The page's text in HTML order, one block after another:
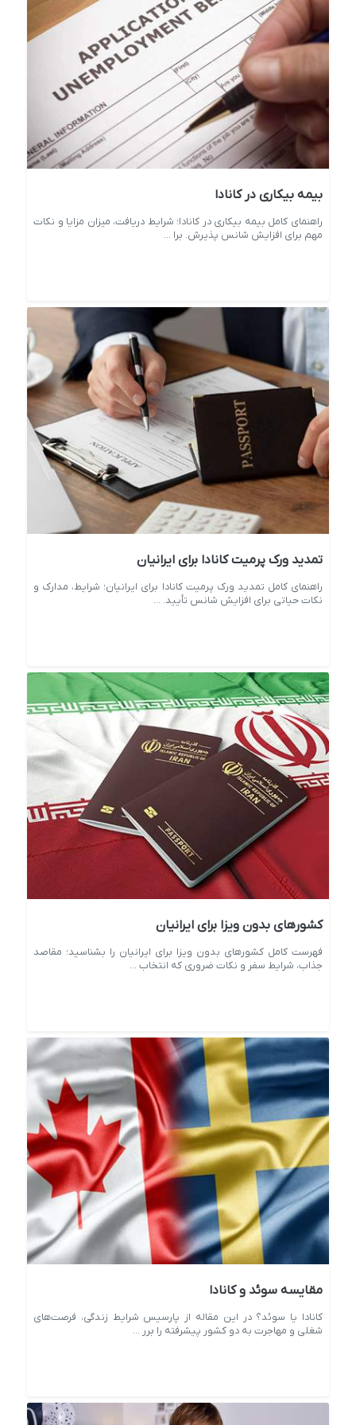
بیمه بیکاری در کانادا
راهنمای کامل بیمه بیکاری در کانادا؛ شرایط دریافت، میزان مزایا و نکات
مهم برای افزایش شانس پذیرش. برا ...
تمدید ورک پرمیت کانادا برای ایرانیان
راهنمای کامل تمدید ورک پرمیت کانادا برای ایرانیان؛ شرایط، مدارک و
نکات حیاتی برای افزایش شانس تأیید. ...
کشورهای بدون ویزا برای ایرانیان
فهرست کامل کشورهای بدون ویزا برای ایرانیان را بشناسید؛ مقاصد
جذاب، شرایط سفر و نکات ضروری که انتخاب ...
مقایسه سوئد و کانادا
کانادا یا سوئد؟ در این مقاله از پارسیس شرایط زندگی، فرصت‌های
شغلی و مهاجرت به دو کشور پیشرفته را برر ...